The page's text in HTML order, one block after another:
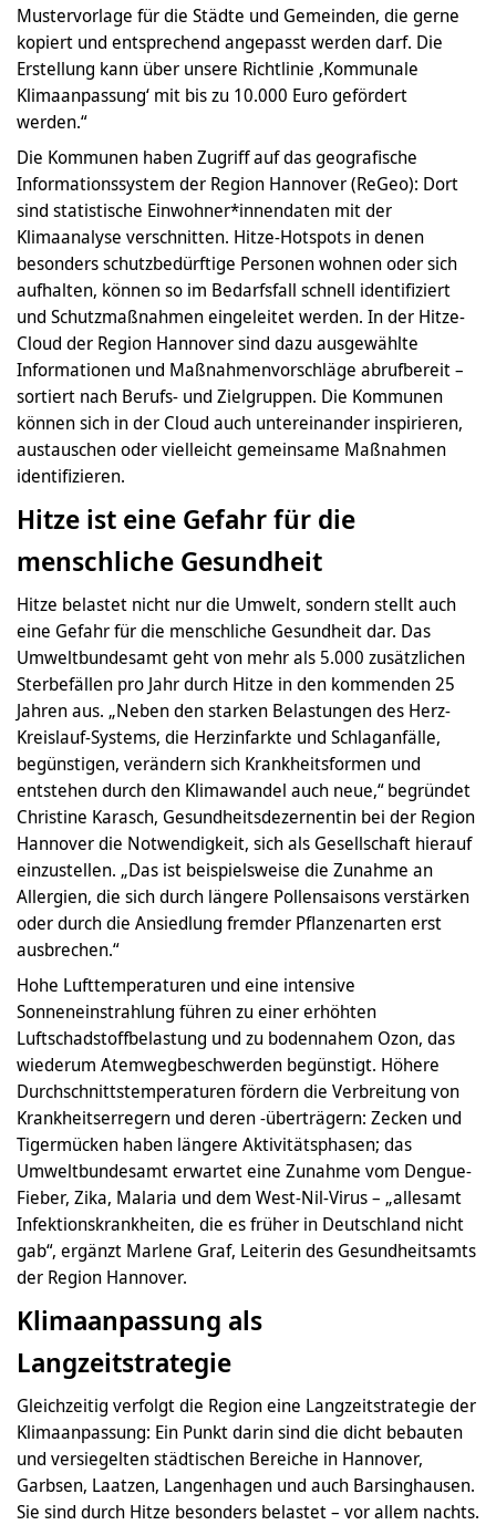
Mustervorlage für die Städte und Gemeinden, die gerne
kopiert und entsprechend angepasst werden darf. Die
Erstellung kann über unsere Richtlinie ‚Kommunale
Klimaanpassung‘ mit bis zu 10.000 Euro gefördert
werden.“
Die Kommunen haben Zugriff auf das geografische
Informationssystem der Region Hannover (ReGeo): Dort
sind statistische Einwohner*innendaten mit der
Klimaanalyse verschnitten. Hitze-Hotspots in denen
besonders schutzbedürftige Personen wohnen oder sich
aufhalten, können so im Bedarfsfall schnell identifiziert
und Schutzmaßnahmen eingeleitet werden. In der Hitze-
Cloud der Region Hannover sind dazu ausgewählte
Informationen und Maßnahmenvorschläge abrufbereit –
sortiert nach Berufs- und Zielgruppen. Die Kommunen
können sich in der Cloud auch untereinander inspirieren,
austauschen oder vielleicht gemeinsame Maßnahmen
identifizieren.
Hitze ist eine Gefahr für die
menschliche Gesundheit
Hitze belastet nicht nur die Umwelt, sondern stellt auch
eine Gefahr für die menschliche Gesundheit dar. Das
Umweltbundesamt geht von mehr als 5.000 zusätzlichen
Sterbefällen pro Jahr durch Hitze in den kommenden 25
Jahren aus. „Neben den starken Belastungen des Herz-
Kreislauf-Systems, die Herzinfarkte und Schlaganfälle,
begünstigen, verändern sich Krankheitsformen und
entstehen durch den Klimawandel auch neue,“ begründet
Christine Karasch, Gesundheitsdezernentin bei der Region
Hannover die Notwendigkeit, sich als Gesellschaft hierauf
einzustellen. „Das ist beispielsweise die Zunahme an
Allergien, die sich durch längere Pollensaisons verstärken
oder durch die Ansiedlung fremder Pflanzenarten erst
ausbrechen.“
Hohe Lufttemperaturen und eine intensive
Sonneneinstrahlung führen zu einer erhöhten
Luftschadstoffbelastung und zu bodennahem Ozon, das
wiederum Atemwegbeschwerden begünstigt. Höhere
Durchschnittstemperaturen fördern die Verbreitung von
Krankheitserregern und deren -überträgern: Zecken und
Tigermücken haben längere Aktivitätsphasen; das
Umweltbundesamt erwartet eine Zunahme vom Dengue-
Fieber, Zika, Malaria und dem West-Nil-Virus – „allesamt
Infektionskrankheiten, die es früher in Deutschland nicht
gab“, ergänzt Marlene Graf, Leiterin des Gesundheitsamts
der Region Hannover.
Klimaanpassung als
Langzeitstrategie
Gleichzeitig verfolgt die Region eine Langzeitstrategie der
Klimaanpassung: Ein Punkt darin sind die dicht bebauten
und versiegelten städtischen Bereiche in Hannover,
Garbsen, Laatzen, Langenhagen und auch Barsinghausen.
Sie sind durch Hitze besonders belastet – vor allem nachts.